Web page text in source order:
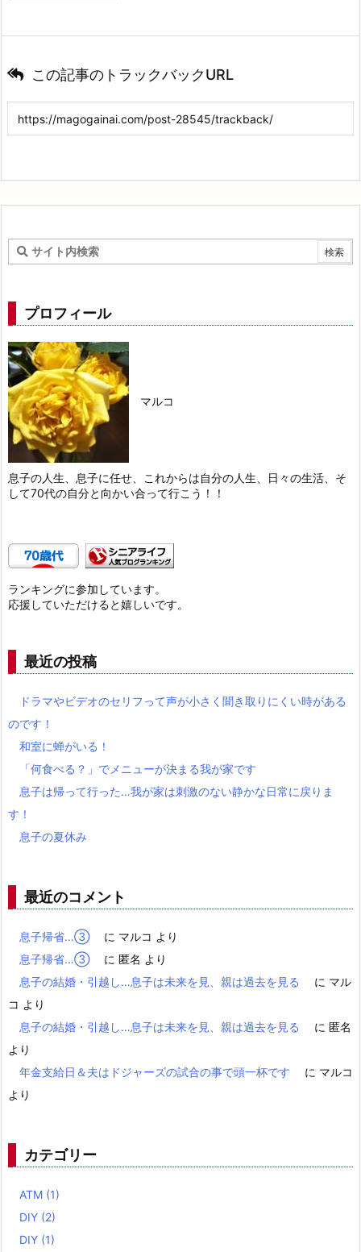
この記事のトラックバックURL
プロフィール
マルコ
息子の人生、息子に任せ、これからは自分の人生、日々の生活、そ
して70代の自分と向かい合って行こう！！
ランキングに参加しています。
応援していただけると嬉しいです。
最近の投稿
ドラマやビデオのセリフって声が小さく聞き取りにくい時がある
のです！
和室に蝉がいる！
「何食べる？」でメニューが決まる我が家です
息子は帰って行った…我が家は刺激のない静かな日常に戻りま
す！
息子の夏休み
最近のコメント
息子帰省…③ に マルコ より
息子帰省…③
に 匿名 より
息子の結婚・引越し…息子は未来を見、親は過去を見る
に マル
コ より
息子の結婚・引越し…息子は未来を見、親は過去を見る
に 匿名
より
年金支給日＆夫はドジャーズの試合の事で頭一杯です
に マルコ
より
カテゴリー
ATM (1)
DIY (2)
DIY (1)